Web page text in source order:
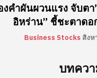
งคำผันผวนแรง จับต
อิหร่าน” ชี้ชะตาดอ
Business Stocks สิงห
บทคว